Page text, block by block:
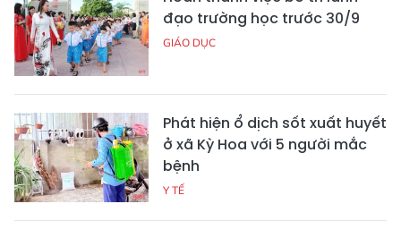
đạo trường học trước 30/9
GIÁO DỤC
Phát hiện ổ dịch sốt xuất huyết
ở xã Kỳ Hoa với 5 người mắc
bệnh
Y TẾ